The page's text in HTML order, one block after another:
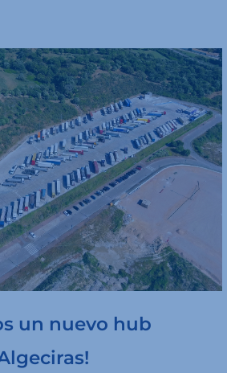
un nuevo hub